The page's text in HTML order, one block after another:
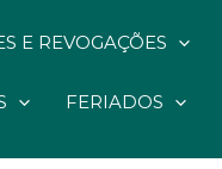
E REVOGAÇÕES
FERIADOS